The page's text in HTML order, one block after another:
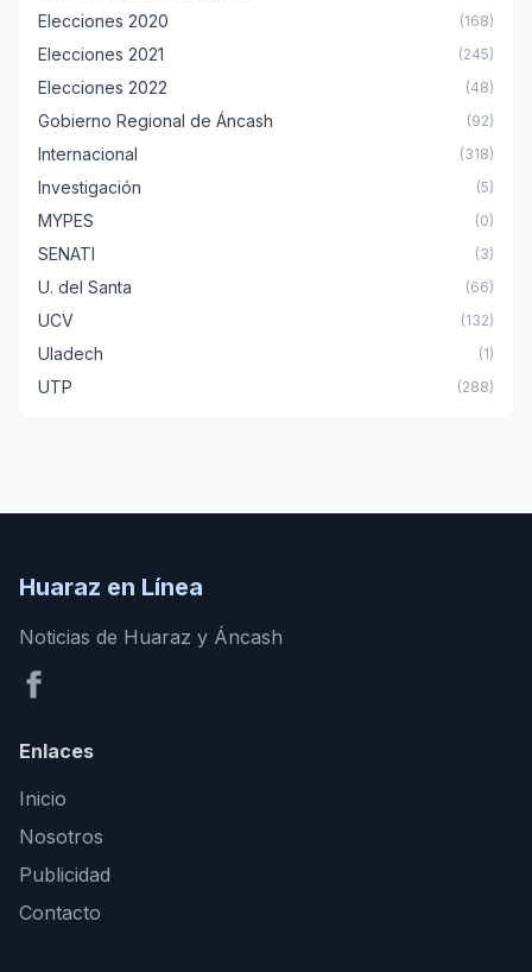
Elecciones 2020 (168)
Elecciones 2021 (245)
Elecciones 2022 (48)
Gobierno Regional de Áncash (92)
Internacional (318)
Investigación (5)
MYPES (0)
SENATI (3)
U. del Santa (66)
UCV (132)
Uladech (1)
UTP (288)
Huaraz en Línea
Noticias de Huaraz y Áncash
Enlaces
Inicio
Nosotros
Publicidad
Contacto